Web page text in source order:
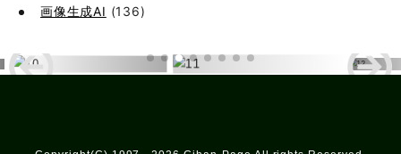
画像生成AI (136)